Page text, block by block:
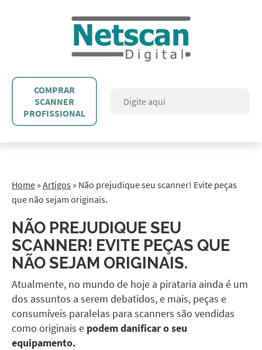
COMPRAR
SCANNER
PROFISSIONAL
Home » Artigos » Não prejudique seu scanner! Evite peças
que não sejam originais.
NÃO PREJUDIQUE SEU
SCANNER! EVITE PEÇAS QUE
NÃO SEJAM ORIGINAIS.
Atualmente, no mundo de hoje a pirataria ainda é um
dos assuntos a serem debatidos, e mais, peças e
consumíveis paralelas para scanners são vendidas
como originais e podem danificar o seu
equipamento.